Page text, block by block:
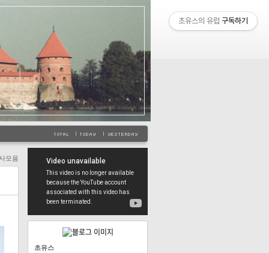
모음
초유스
초유스의 유럽 구독하기